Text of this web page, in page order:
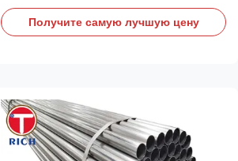
GB/T24187 Material Q195 Q215 Q235 Q295
Q345 Size WT: 0.5-1.2mm; OD: 3.18-18mm;
Получите самую лучшую цену